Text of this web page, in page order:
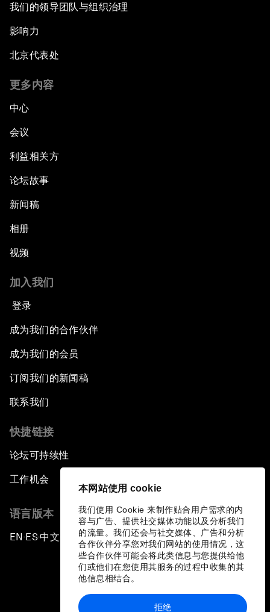
本网站使用 cookie
我们使用 Cookie 来制作贴合用户需求的内
容与广告、提供社交媒体功能以及分析我们
的流量。我们还会与社交媒体、广告和分析
合作伙伴分享您对我们网站的使用情况，这
些合作伙伴可能会将此类信息与您提供给他
们或他们在您使用其服务的过程中收集的其
他信息相结合。
拒绝
我们的领导团队与组织治理
影响力
北京代表处
更多内容
中心
会议
利益相关方
论坛故事
新闻稿
相册
视频
加入我们
登录
成为我们的合作伙伴
成为我们的会员
订阅我们的新闻稿
联系我们
快捷链接
论坛可持续性
工作机会
语言版本
EN ▪ES▪中文▪ 日本語